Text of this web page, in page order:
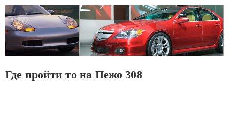
Где пройти то на Пежо 308